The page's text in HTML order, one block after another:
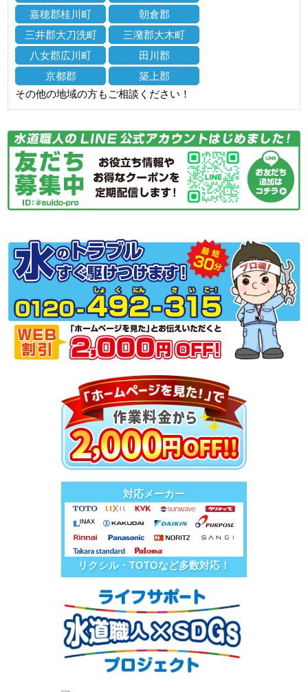
嘉穂郡桂川町
朝倉郡
三井郡大刀洗町
三潴郡大木町
八女郡広川町
田川郡
京都郡
築上郡
その他の地域の方もご相談ください！
対応メーカー
リクシル・TOTOなど多数対応！